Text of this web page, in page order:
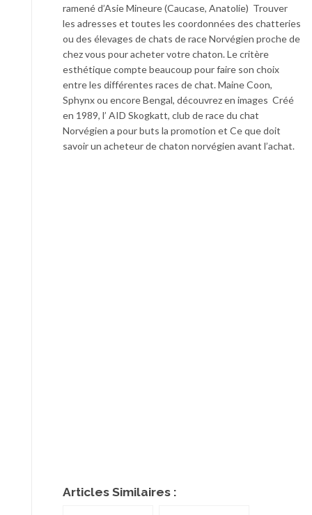
ramené d’Asie Mineure (Caucase, Anatolie) Trouver
les adresses et toutes les coordonnées des chatteries
ou des élevages de chats de race Norvégien proche de
chez vous pour acheter votre chaton. Le critère
esthétique compte beaucoup pour faire son choix
entre les différentes races de chat. Maine Coon,
Sphynx ou encore Bengal, découvrez en images Créé
en 1989, l’ AID Skogkatt, club de race du chat
Norvégien a pour buts la promotion et Ce que doit
savoir un acheteur de chaton norvégien avant l’achat.
Articles Similaires :